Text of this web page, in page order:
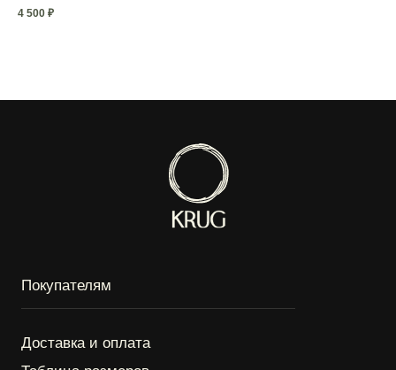
4 500 ₽
ИП Круговова Алёна Витальевна
ИНН: 572007297338
*Instagram является продуктом компании Meta
Platforms Inc. признанной экстремистской